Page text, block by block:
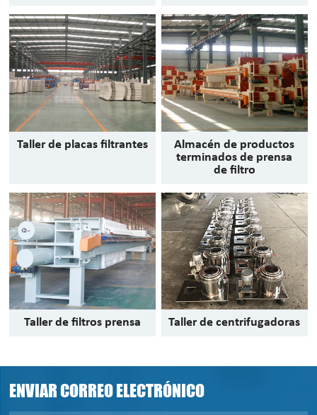
Taller de placas filtrantes
Almacén de productos
terminados de prensa
de filtro
Taller de filtros prensa Taller de centrifugadoras
ENVIAR CORREO ELECTRÓNICO